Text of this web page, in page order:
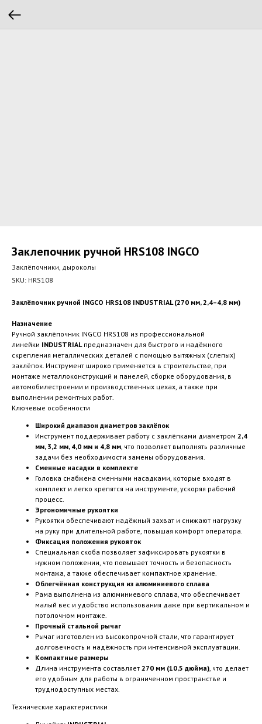
Зaклeпoчник ручной HRS108 INGCO
Заклёпочники, дыроколы
SKU: HRS108
Заклёпочник ручной INGCO HRS108 INDUSTRIAL (270 мм, 2,4–4,8 мм)
Назначение
Ручной заклёпочник INGCO HRS108 из профессиональной
линейки INDUSTRIALпредназначен для быстрого и надёжного
скрепления металлических деталей с помощью вытяжных (слепых)
заклёпок. Инструмент широко применяется в строительстве, при
монтаже металлоконструкций и панелей, сборке оборудования, в
автомобилестроении и производственных цехах, а также при
выполнении ремонтных работ.
Ключевые особенности
Широкий диапазон диаметров заклёпок
Инструмент поддерживает работу с заклёпками диаметром 2,4
мм, 3,2 мм, 4,0 мм и 4,8 мм, что позволяет выполнять различные
задачи без необходимости замены оборудования.
Сменные насадки в комплекте
Головка снабжена сменными насадками, которые входят в
комплект и легко крепятся на инструменте, ускоряя рабочий
процесс.
Эргономичные рукоятки
Рукоятки обеспечивают надёжный захват и снижают нагрузку
на руку при длительной работе, повышая комфорт оператора.
Фиксация положения рукояток
Специальная скоба позволяет зафиксировать рукоятки в
нужном положении, что повышает точность и безопасность
монтажа, а также обеспечивает компактное хранение.
Облегчённая конструкция из алюминиевого сплава
Рама выполнена из алюминиевого сплава, что обеспечивает
малый вес и удобство использования даже при вертикальном и
потолочном монтаже.
Прочный стальной рычаг
Рычаг изготовлен из высокопрочной стали, что гарантирует
долговечность и надёжность при интенсивной эксплуатации.
Компактные размеры
Длина инструмента составляет 270 мм (10,5 дюйма), что делает
его удобным для работы в ограниченном пространстве и
труднодоступных местах.
Технические характеристики